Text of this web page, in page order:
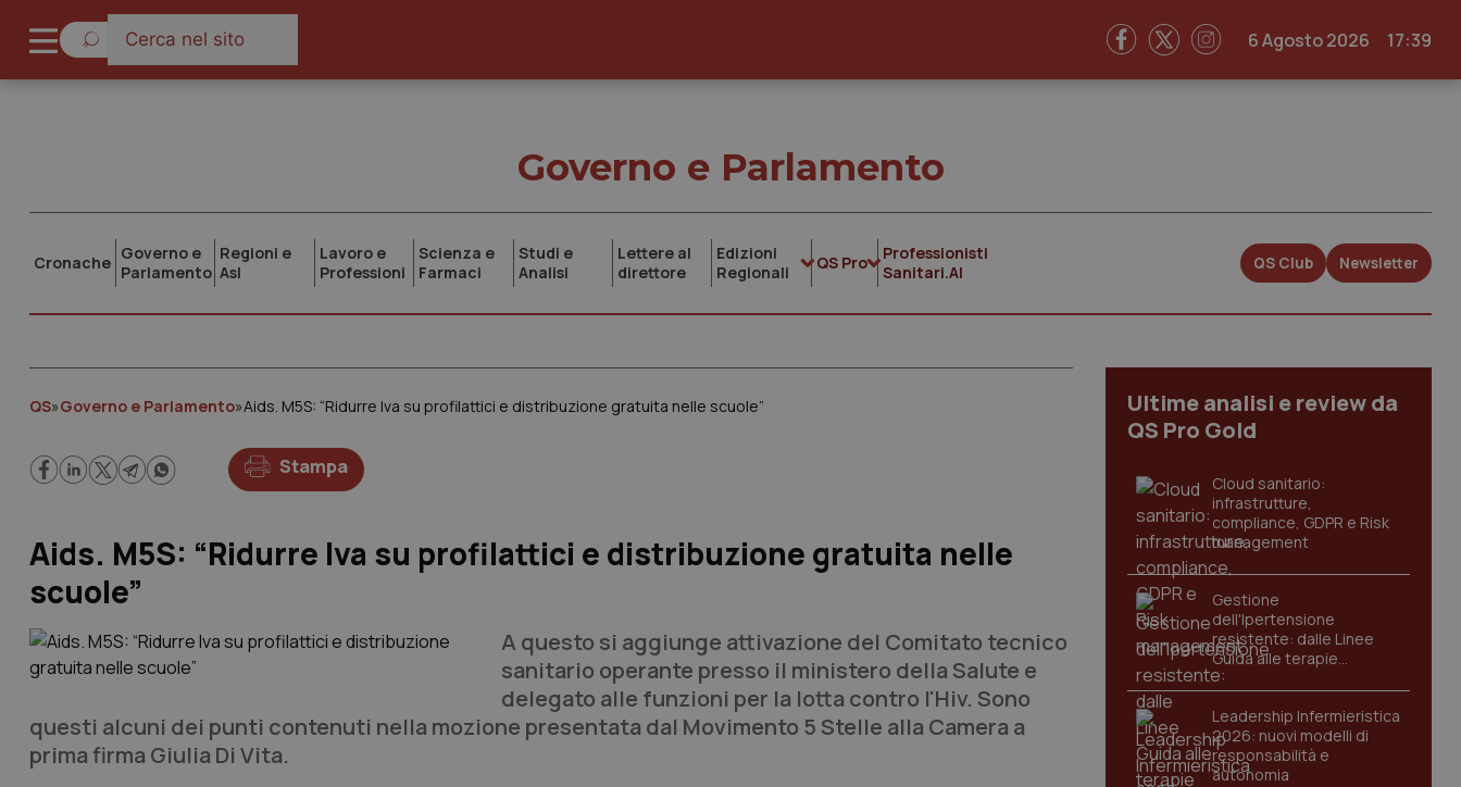
6 Agosto 2026 17:39
Governo e Parlamento
Cronache Governo e
Parlamento
Regioni e
Asl
Lavoro e
Professioni
Scienza e
Farmaci
Studi e
Analisi
Lettere al
direttore
Edizioni
Regionali
QS Pro
Professionisti
Sanitari.AI
QS Club Newsletter
QS»Governo e Parlamento»Aids. M5S: “Ridurre Iva su profilattici e distribuzione gratuita nelle scuole”
Stampa
Aids. M5S: “Ridurre Iva su profilattici e distribuzione gratuita nelle
scuole”
A questo si aggiunge attivazione del Comitato tecnico
sanitario operante presso il ministero della Salute e
delegato alle funzioni per la lotta contro l'Hiv. Sono
questi alcuni dei punti contenuti nella mozione presentata dal Movimento 5 Stelle alla Camera a
prima firma Giulia Di Vita.
Ultime analisi e review da
QS Pro Gold
Cloud sanitario:
infrastrutture,
compliance, GDPR e Risk
management
Gestione
dell'Ipertensione
resistente: dalle Linee
Guida alle terapie
innovative
Leadership Infermieristica
2026: nuovi modelli di
responsabilità e
autonomia